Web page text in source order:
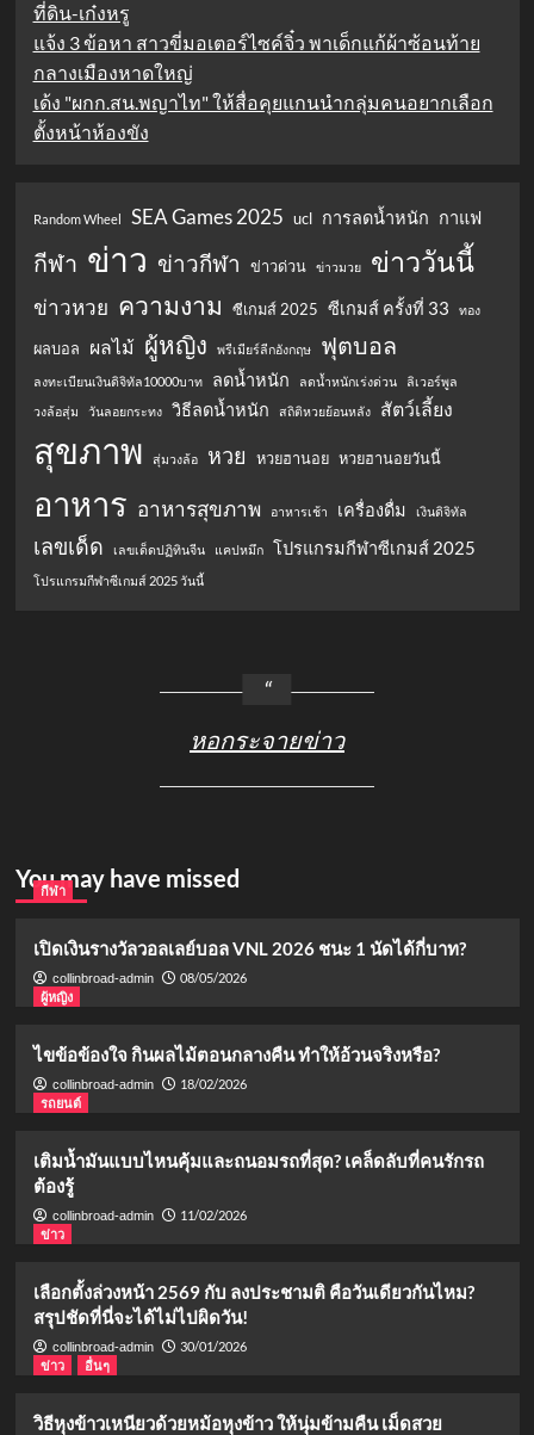
ที่ดิน-เก๋งหรู
แจ้ง 3 ข้อหา สาวขี่มอเตอร์ไซค์จิ๋ว พาเด็กแก้ผ้าซ้อนท้าย
กลางเมืองหาดใหญ่
เด้ง "ผกก.สน.พญาไท" ให้สื่อคุยแกนนำกลุ่มคนอยากเลือก
ตั้งหน้าห้องขัง
Random Wheel SEA Games 2025 ucl การลดน้ำหนัก กาแฟ
กีฬา ข่าว ข่าวกีฬา ข่าวด่วน ข่าวมวย ข่าววันนี้
ข่าวหวย ความงาม ซีเกมส์ 2025 ซีเกมส์ ครั้งที่ 33 ทอง
ผลบอล ผลไม้ ผู้หญิง พรีเมียร์ลีกอังกฤษ ฟุตบอล
ลงทะเบียนเงินดิจิทัล10000บาท ลดน้ำหนัก ลดน้ำหนักเร่งด่วน
ลิเวอร์พูล
วงล้อสุ่ม
วันลอยกระทง วิธีลดน้ำหนัก สถิติหวยย้อนหลัง สัตว์เลี้ยง
สุขภาพ สุ่มวงล้อ หวย หวยฮานอย หวยฮานอยวันนี้
อาหาร อาหารสุขภาพ อาหารเช้า เครื่องดื่ม เงินดิจิทัล
เลขเด็ด เลขเด็ดปฏิทินจีน แคปหมึก โปรแกรมกีฬาซีเกมส์ 2025
โปรแกรมกีฬาซีเกมส์ 2025 วันนี้
หอกระจายข่าว
You may have missed
กีฬา
เปิดเงินรางวัลวอลเลย์บอล VNL 2026 ชนะ 1 นัดได้กี่บาท?
collinbroad-admin
08/05/2026
ผู้หญิง
ไขข้อข้องใจ กินผลไม้ตอนกลางคืน ทำให้อ้วนจริงหรือ?
collinbroad-admin
18/02/2026
รถยนต์
เติมน้ำมันแบบไหนคุ้มและถนอมรถที่สุด? เคล็ดลับที่คนรักรถ
ต้องรู้
collinbroad-admin
11/02/2026
ข่าว
เลือกตั้งล่วงหน้า 2569 กับ ลงประชามติ คือวันเดียวกันไหม?
สรุปชัดที่นี่จะได้ไม่ไปผิดวัน!
collinbroad-admin
30/01/2026
ข่าว
อื่นๆ
วิธีหุงข้าวเหนียวด้วยหม้อหุงข้าว ให้นุ่มข้ามคืน เม็ดสวย